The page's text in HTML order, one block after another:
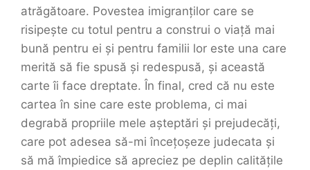
atrăgătoare. Povestea imigranților care se
risipește cu totul pentru a construi o viață mai
bună pentru ei și pentru familii lor este una care
merită să fie spusă și redespusă, și această
carte îi face dreptate. În final, cred că nu este
cartea în sine care este problema, ci mai
degrabă propriile mele așteptări și prejudecăți,
care pot adesea să-mi încețoșeze judecata și
să mă împiedice să apreciez pe deplin calitățile